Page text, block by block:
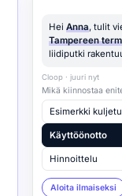
Hei Anna, tulit
Tampereen
liidiputki
Cloop · juuri nyt
Mikä kiinnostaa
Esimerkki
Käyttöönotto
Hinnoittelu
Aloita ilmaiseksi